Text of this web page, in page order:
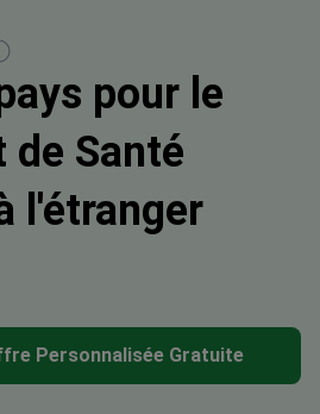
pour le
Santé
l'étranger
Personnalisée Gratuite